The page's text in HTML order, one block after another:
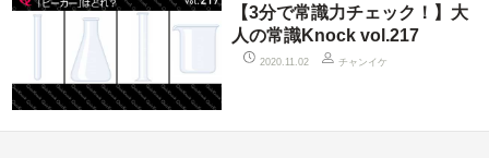
【3分で常識力チェック！】大
人の常識Knock vol.217
2020.11.02 チャンイケ